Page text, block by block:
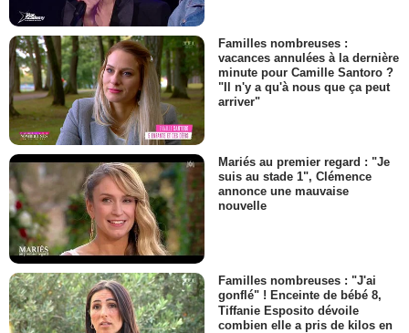
Familles nombreuses :
vacances annulées à la dernière
minute pour Camille Santoro ?
"Il n'y a qu'à nous que ça peut
arriver"
Mariés au premier regard : "Je
suis au stade 1", Clémence
annonce une mauvaise
nouvelle
Familles nombreuses : "J'ai
gonflé" ! Enceinte de bébé 8,
Tiffanie Esposito dévoile
combien elle a pris de kilos en